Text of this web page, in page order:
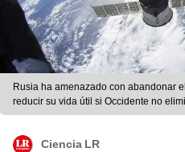
Rusia ha amenazado con abandonar
reducir su vida útil si Occidente no
Foto: NASA
Ciencia LR